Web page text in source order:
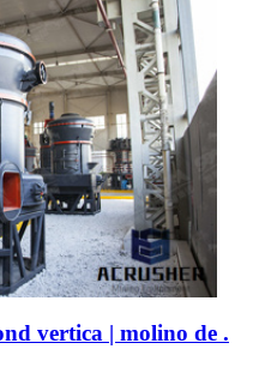
vertica | molino de .